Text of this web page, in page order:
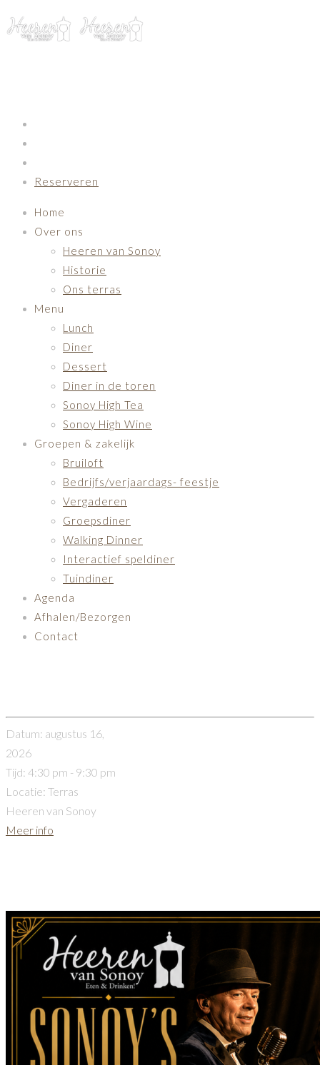
Reserveren
Home
Over ons
Heeren van Sonoy
Historie
Ons terras
Menu
Lunch
Diner
Dessert
Diner in de toren
Sonoy High Tea
Sonoy High Wine
Groepen & zakelijk
Bruiloft
Bedrijfs/verjaardags- feestje
Vergaderen
Groepsdiner
Walking Dinner
Interactief speldiner
Tuindiner
Agenda
Afhalen/Bezorgen
Contact
Datum: augustus 16,
2026
Tijd: 4:30 pm - 9:30 pm
Locatie: Terras
Heeren van Sonoy
Meer info